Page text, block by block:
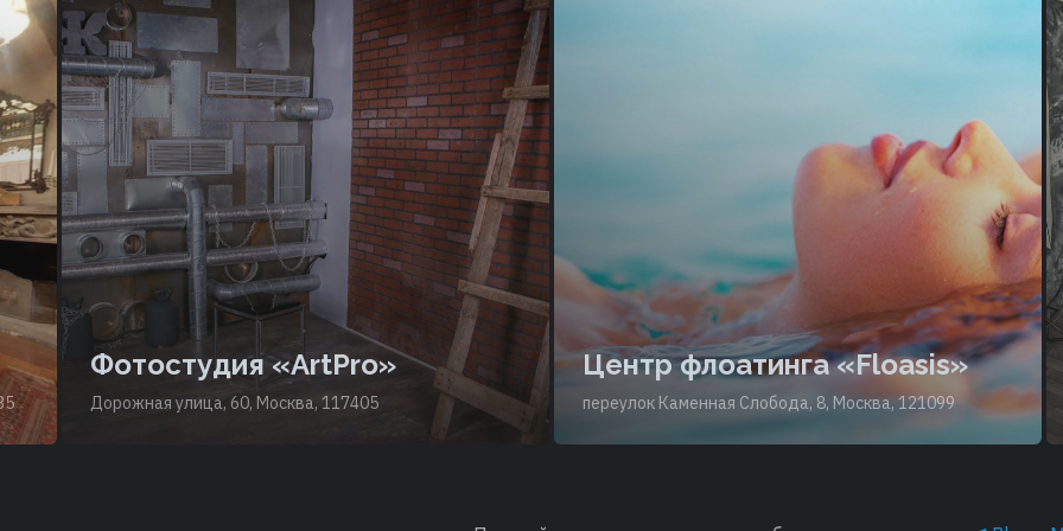
Фотостудия «ArtPro»
Дорожная улица, 60, Москва, 117405
Центр флоатинга «Floasis»
переулок Каменная Слобода, 8, Москва, 121099